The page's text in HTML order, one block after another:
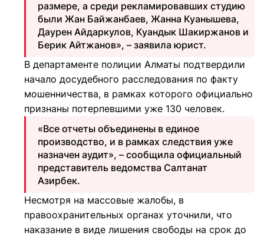
размере, а среди рекламировавших студию
были Жан Байжанбаев, Жанна Куанышева,
Даурен Айдаркулов, Куандык Шакиржанов и
Берик Айтжанов», – заявила юрист.
В департаменте полиции Алматы подтвердили
начало досудебного расследования по факту
мошенничества, в рамках которого официально
признаны потерпевшими уже 130 человек.
«Все отчеты объединены в единое
производство, и в рамках следствия уже
назначен аудит», – сообщила официальный
представитель ведомства Салтанат
Азирбек.
Несмотря на массовые жалобы, в
правоохранительных органах уточнили, что
наказание в виде лишения свободы на срок до